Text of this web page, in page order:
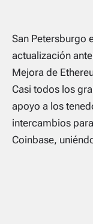
San Petersburgo
actualización
Mejora de
Casi todos los
apoyo a los
intercambios
Coinbase,